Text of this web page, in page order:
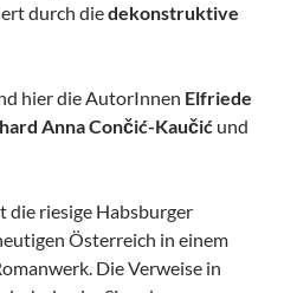
durch diedekonstruktive
hier die AutorInnen Elfriede
Anna Cončić-Kaučić und
die riesige Habsburger
Österreich in einem
Die Verweise in